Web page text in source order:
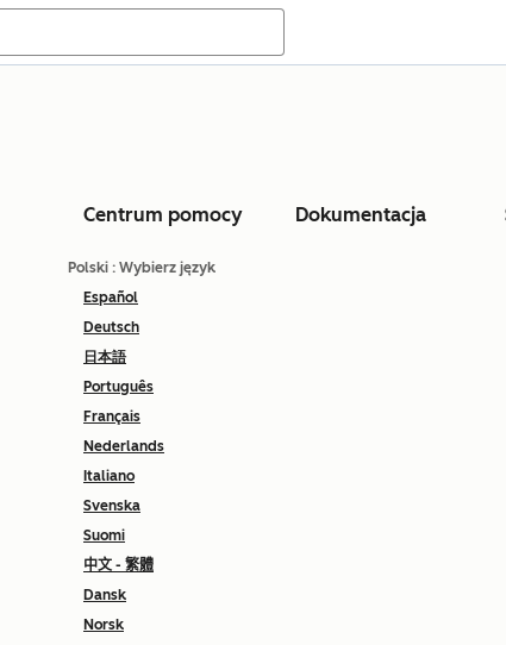
Centrum pomocy Dokumentacja
Polski : Wybierz język
Español
Deutsch
日本語
Português
Français
Nederlands
Italiano
Svenska
Suomi
中文 - 繁體
Dansk
Norsk